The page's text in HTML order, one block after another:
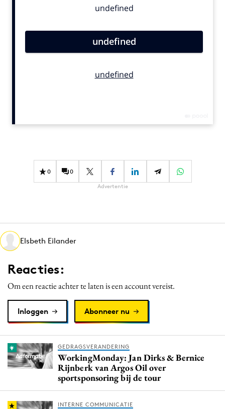
Contentmarketing
Effectiviteit
Gedragsverandering
Martech
Media
Merkstrategie
PR
Programmatic
Reputatie & crisis
0 0
Advertentie
Elsbeth Eilander
Reacties:
Om een reactie achter te laten is een account vereist.
Inloggen Abonneer nu
GEDRAGSVERANDERING
WorkingMonday: Jan Dirks & Bernice
Rijnberk van Argos Oil over
sportsponsoring bij de tour
INTERNE COMMUNICATIE